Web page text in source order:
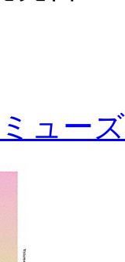
ュー